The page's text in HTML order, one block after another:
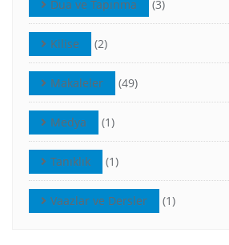
Dua ve Tapınma (3)
Kilise (2)
Makaleler (49)
Medya (1)
Tanıklık (1)
Vaazlar ve Dersler (1)